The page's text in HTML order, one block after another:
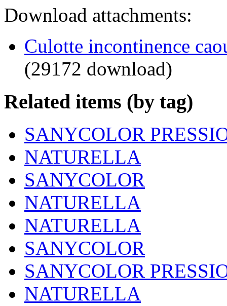
Download attachments:
Culotte incontinence
(29172 download)
Related items (by tag)
SANYCOLOR
NATURELLA
SANYCOLOR
NATURELLA
NATURELLA
SANYCOLOR
SANYCOLOR
NATURELLA